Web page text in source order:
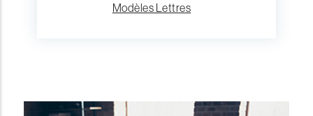
Modèles Lettres